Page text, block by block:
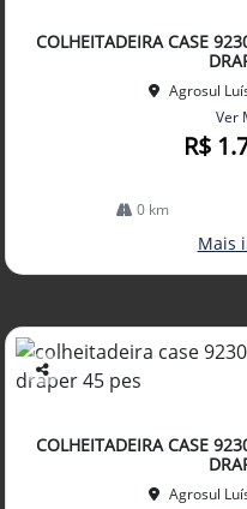
arti
lhe
COLHEITADEIRA CASE
Agrosul
Ver
R$
0 km
Mais
Co
arti
lhe
COLHEITADEIRA CASE
Agrosul